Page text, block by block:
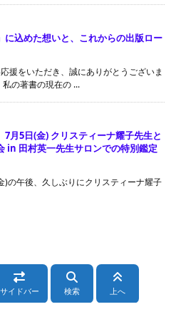
に込めた想いと、これからの出版ロー
援をいただき、誠にありがとうございま
の著書の現在の ...
7月5日(金) クリスティーナ耀子先生と
in 田村英一先生サロンでの特別鑑定
)の午後、久しぶりにクリスティーナ耀子
サイドバー 検索 上へ